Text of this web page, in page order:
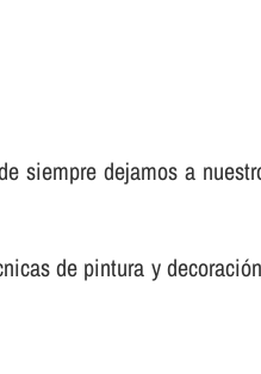
siempre dejamos a
de pintura y